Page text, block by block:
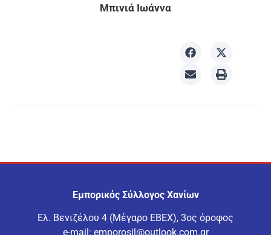
Μπινιά Ιωάννα
Εμπορικός Σύλλογος Χανίων
Ελ. Βενιζέλου 4 (Μέγαρο ΕΒΕΧ), 3ος όροφος
e-mail: emporosil@outlook.com.gr